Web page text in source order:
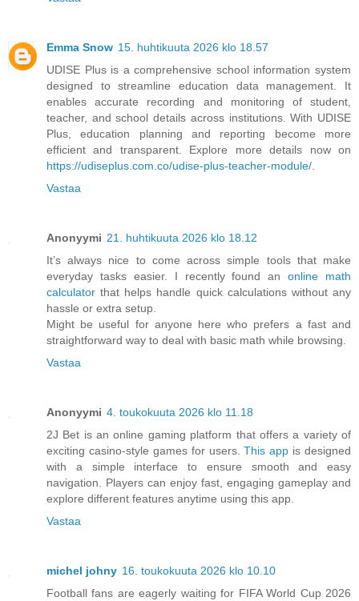
Emma Snow 15. huhtikuuta 2026 klo 18.57
UDISE Plus is a comprehensive school information system
designed to streamline education data management. It
enables accurate recording and monitoring of student,
teacher, and school details across institutions. With UDISE
Plus, education planning and reporting become more
efficient and transparent. Explore more details now on
https://udiseplus.com.co/udise-plus-teacher-module/.
Vastaa
Anonyymi 21. huhtikuuta 2026 klo 18.12
It’s always nice to come across simple tools that make
everyday tasks easier. I recently found anonline math
calculator that helps handle quick calculations without any
hassle or extra setup.
Might be useful for anyone here who prefers a fast and
straightforward way to deal with basic math while browsing.
Vastaa
Anonyymi 4. toukokuuta 2026 klo 11.18
2J Bet is an online gaming platform that offers a variety of
exciting casino-style games for users.This app is designed
with a simple interface to ensure smooth and easy
navigation. Players can enjoy fast, engaging gameplay and
explore different features anytime using this app.
Vastaa
michel johny 16. toukokuuta 2026 klo 10.10
Football fans are eagerly waiting for FIFA World Cup 2026